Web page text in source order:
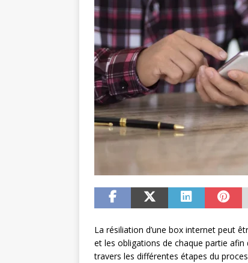
La résiliation d’une box internet peut
et les obligations de chaque partie afin
travers les différentes étapes du